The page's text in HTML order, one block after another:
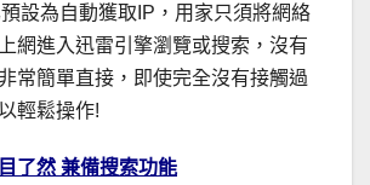
設為自動獲取IP，用家只須將網絡
網進入迅雷引擎瀏覽或搜索，沒有
常簡單直接，即使完全沒有接觸過
輕鬆操作!
了然 兼備搜索功能